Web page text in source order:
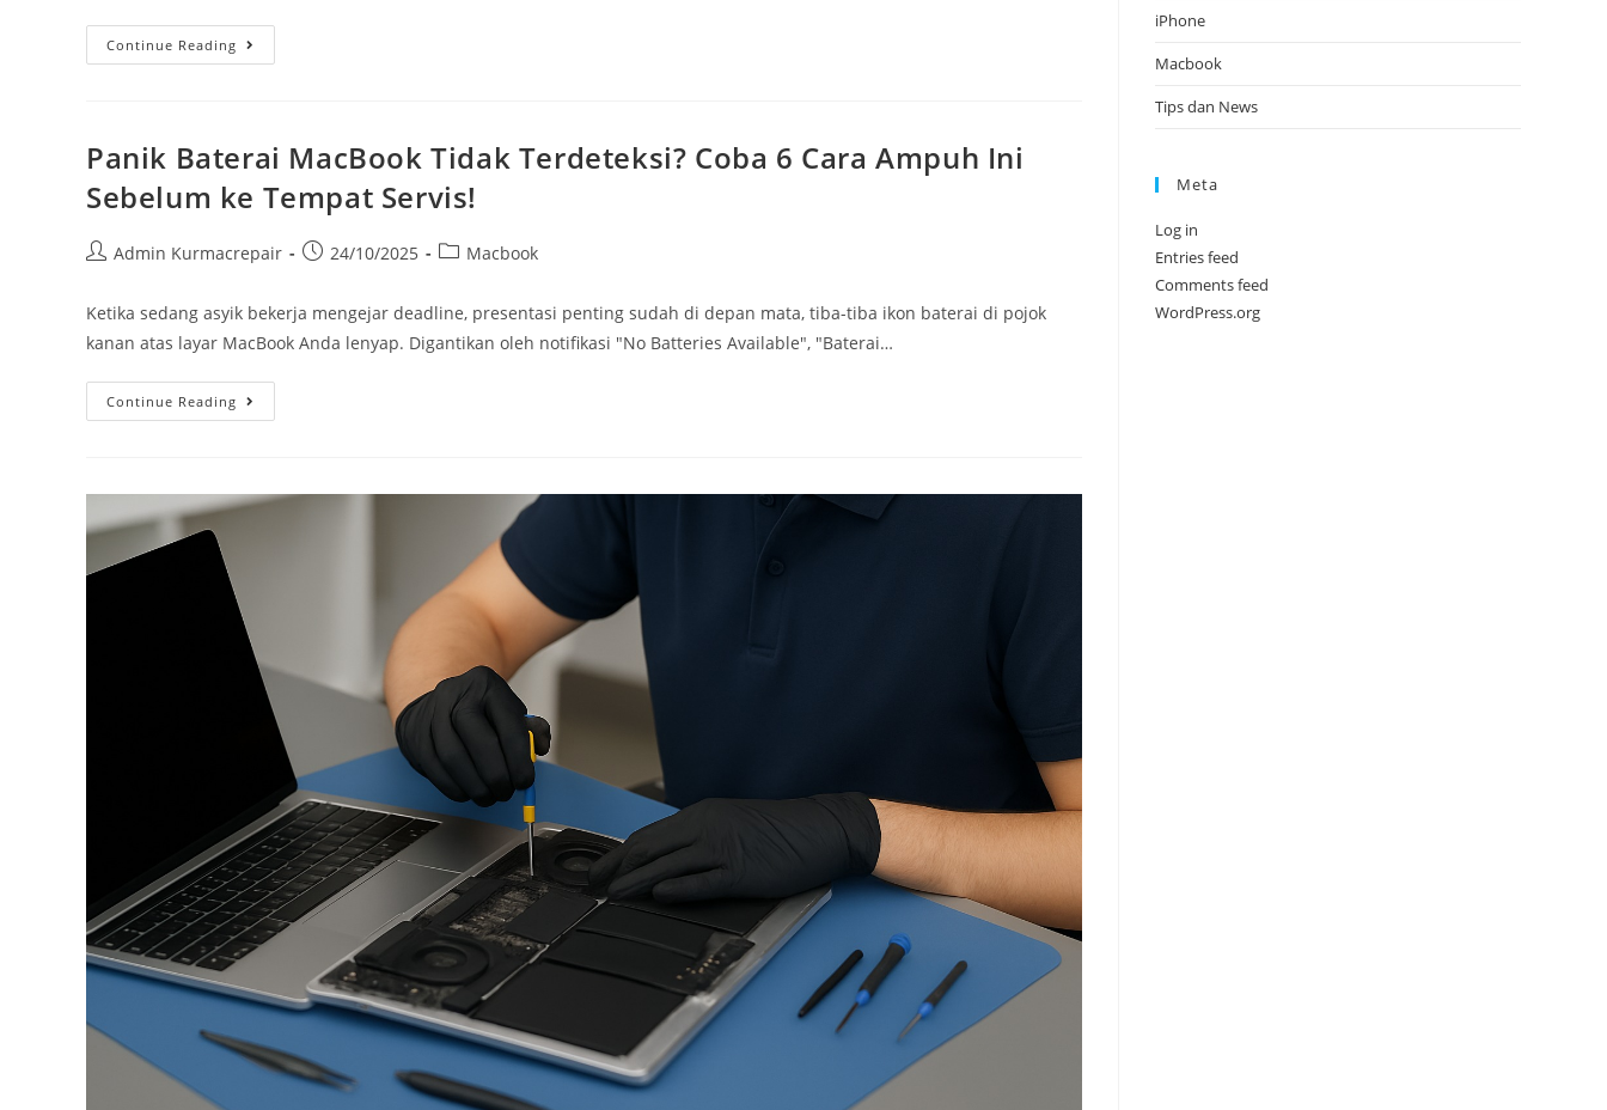
Continue Reading
Panik Baterai MacBook Tidak Terdeteksi? Coba 6 Cara Ampuh Ini
Sebelum ke Tempat Servis!
Admin Kurmacrepair 24/10/2025 Macbook
Ketika sedang asyik bekerja mengejar deadline, presentasi penting sudah di depan mata, tiba-tiba ikon baterai di pojok
kanan atas layar MacBook Anda lenyap. Digantikan oleh notifikasi "No Batteries Available", "Baterai…
Continue Reading
iPhone
Macbook
Tips dan News
Meta
Log in
Entries feed
Comments feed
WordPress.org